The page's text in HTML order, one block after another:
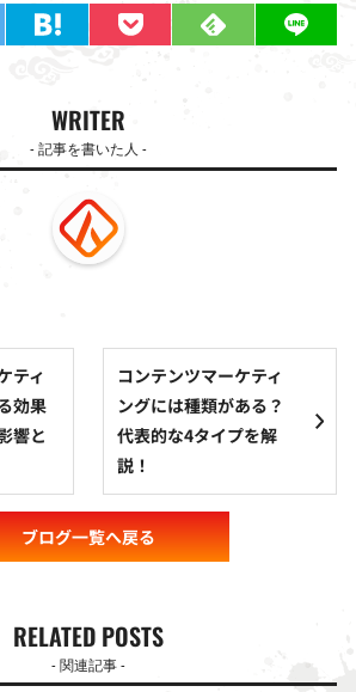
WRITER
- 記事を書いた人 -
ティ
効果
響と
コンテンツマーケティ
ングには種類がある？
代表的な4タイプを解
説！
ブログ一覧へ戻る
RELATED POSTS
- 関連記事 -